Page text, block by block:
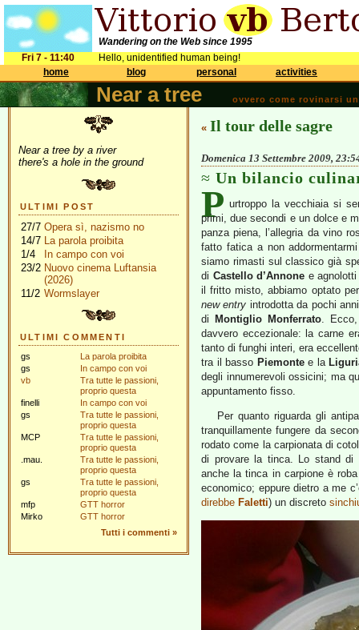
Wandering on the Web since 1995
Fri 7 - 11:40
Hello, unidentified human being!
home
blog personal activities
Near a tree ovvero come rovinarsi
Near a tree by a river
there's a hole in the ground
ULTIMI POST
27/7 Opera sì, nazismo no
14/7 La parola proibita
1/4
In campo con voi
23/2 Nuovo cinema Luftansia
(2026)
11/2 Wormslayer
ULTIMI COMMENTI
gs
La parola proibita
gs
In campo con voi
vb
Tra tutte le passioni,
proprio questa
finelli
In campo con voi
gs
Tra tutte le passioni,
proprio questa
MCP
Tra tutte le passioni,
proprio questa
.mau.
Tra tutte le passioni,
proprio questa
gs
Tra tutte le passioni,
proprio questa
mfp
GTT horror
Mirko
GTT horror
Tutti i commenti »
« Il tour delle sagre
Domenica 13 Settembre 2009,
Un bilancio
P urtroppo la vecchiaia si
primi, due secondi e un dolce e
panza piena, l’allegria da vino
fatto fatica a non
siamo rimasti sul classico già
di Castello d’Annone e
il fritto misto, abbiamo optato
new entry introdotta da pochi
di
Montiglio Monferrato. Ecco,
davvero eccezionale: la carne
tanto di funghi interi, era
tra il basso Piemontee la
degli innumerevoli ossicini; ma
appuntamento fisso.
Per quanto riguarda gli
tranquillamente fungere da
rodato come la carpionata di
di provare la tinca. Lo stand di
anche la tinca in carpione è
economico; eppure dietro a me
direbbe Faletti) un discreto